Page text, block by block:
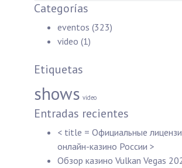
Categorías
eventos (323)
video (1)
Etiquetas
shows video
Entradas recientes
< title = Официальные
онлайн-казино России >
Обзор казино Vulkan Vegas